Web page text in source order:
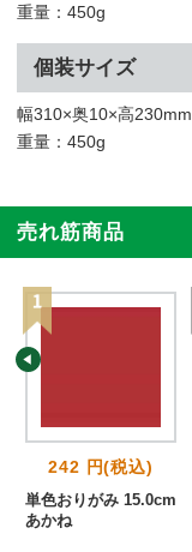
重量：450g
個装サイズ
幅310×奥10×高230mm
重量：450g
売れ筋商品
242 円(税込)
単色おりがみ 15.0cm
あかね